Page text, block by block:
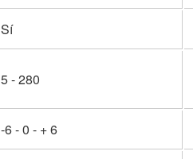
Sí
5 - 280
-6 - 0 - + 6